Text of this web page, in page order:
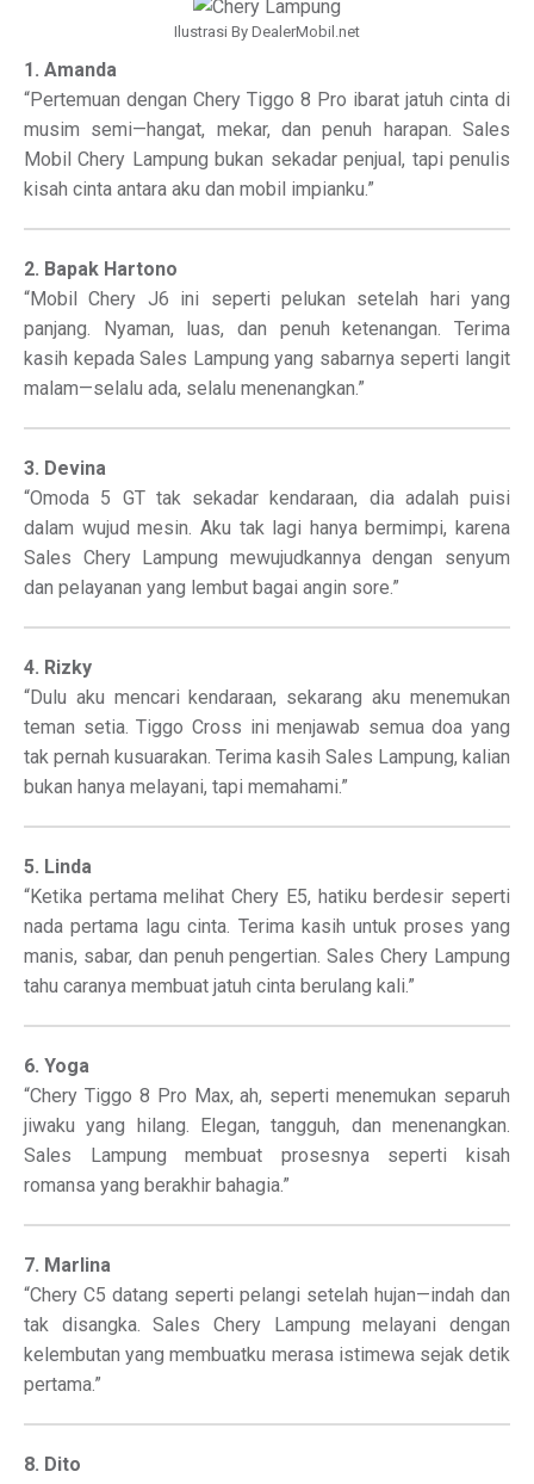
Ilustrasi By DealerMobil.net
1. Amanda
“Pertemuan dengan Chery Tiggo 8 Pro ibarat jatuh cinta di
musim semi—hangat, mekar, dan penuh harapan. Sales
Mobil Chery Lampung bukan sekadar penjual, tapi penulis
kisah cinta antara aku dan mobil impianku.”
2. Bapak Hartono
“Mobil Chery J6 ini seperti pelukan setelah hari yang
panjang. Nyaman, luas, dan penuh ketenangan. Terima
kasih kepada Sales Lampung yang sabarnya seperti langit
malam—selalu ada, selalu menenangkan.”
3. Devina
“Omoda 5 GT tak sekadar kendaraan, dia adalah puisi
dalam wujud mesin. Aku tak lagi hanya bermimpi, karena
Sales Chery Lampung mewujudkannya dengan senyum
dan pelayanan yang lembut bagai angin sore.”
4. Rizky
“Dulu aku mencari kendaraan, sekarang aku menemukan
teman setia. Tiggo Cross ini menjawab semua doa yang
tak pernah kusuarakan. Terima kasih Sales Lampung, kalian
bukan hanya melayani, tapi memahami.”
5. Linda
“Ketika pertama melihat Chery E5, hatiku berdesir seperti
nada pertama lagu cinta. Terima kasih untuk proses yang
manis, sabar, dan penuh pengertian. Sales Chery Lampung
tahu caranya membuat jatuh cinta berulang kali.”
6. Yoga
“Chery Tiggo 8 Pro Max, ah, seperti menemukan separuh
jiwaku yang hilang. Elegan, tangguh, dan menenangkan.
Sales Lampung membuat prosesnya seperti kisah
romansa yang berakhir bahagia.”
7. Marlina
“Chery C5 datang seperti pelangi setelah hujan—indah dan
tak disangka. Sales Chery Lampung melayani dengan
kelembutan yang membuatku merasa istimewa sejak detik
pertama.”
8. Dito